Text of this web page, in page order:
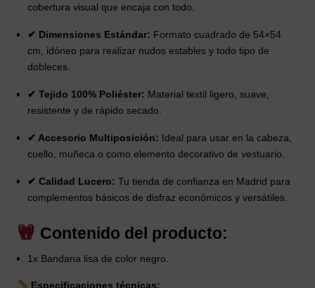
cobertura visual que encaja con todo.
✔ Dimensiones Estándar: Formato cuadrado de 54×54
cm, idóneo para realizar nudos estables y todo tipo de
dobleces.
✔ Tejido 100% Poliéster: Material textil ligero, suave,
resistente y de rápido secado.
✔ Accesorio Multiposición: Ideal para usar en la cabeza,
cuello, muñeca o como elemento decorativo de vestuario.
✔ Calidad Lucero: Tu tienda de confianza en Madrid para
complementos básicos de disfraz económicos y versátiles.
Contenido del producto:
1x Bandana lisa de color negro.
Especificaciones técnicas: